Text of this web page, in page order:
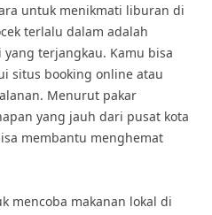
untuk menikmati liburan di
terlalu dalam adalah
terjangkau. Kamu bisa
situs booking online atau
Menurut pakar
yang jauh dari pusat kota
membantu menghemat
mencoba makanan lokal di